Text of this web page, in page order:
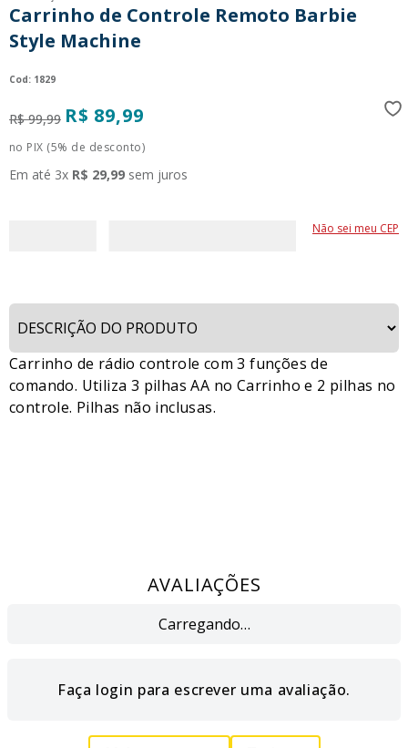
Carrinho de Controle Remoto Barbie
Style Machine
: 1829
R$ 99,99 R$ 89,99
no PIX (5% de desconto)
Em até 3x R$ 29,99 sem juros
Não sei meu CEP
Carrinho de rádio controle com 3 funções de
comando. Utiliza 3 pilhas AA no Carrinho e 2 pilhas no
controle. Pilhas não inclusas.
AVALIAÇÕES
Carregando…
Faça login para escrever uma avaliação.
º
funko pop
9º